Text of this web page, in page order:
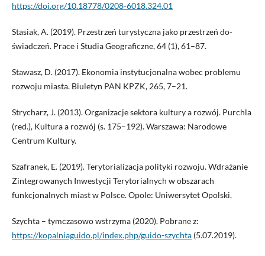
https://doi.org/10.18778/0208-6018.324.01
Stasiak, A. (2019). Przestrzeń turystyczna jako przestrzeń do-
świadczeń. Prace i Studia Geograficzne, 64 (1), 61–87.
Stawasz, D. (2017). Ekonomia instytucjonalna wobec problemu
rozwoju miasta. Biuletyn PAN KPZK, 265, 7–21.
Strycharz, J. (2013). Organizacje sektora kultury a rozwój. Purchla
(red.), Kultura a rozwój (s. 175–192). Warszawa: Narodowe
Centrum Kultury.
Szafranek, E. (2019). Terytorializacja polityki rozwoju. Wdrażanie
Zintegrowanych Inwestycji Terytorialnych w obszarach
funkcjonalnych miast w Polsce. Opole: Uniwersytet Opolski.
Szychta – tymczasowo wstrzyma (2020). Pobrane z:
https://kopalniaguido.pl/index.php/guido-szychta(5.07.2019).